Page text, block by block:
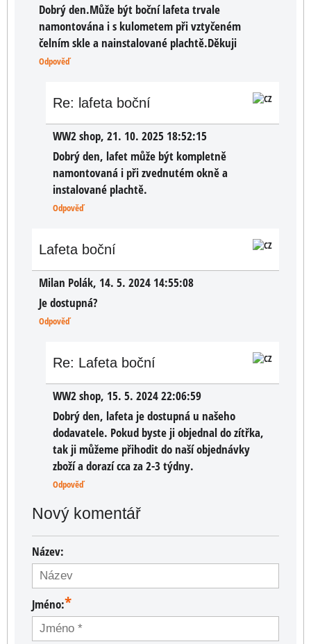
Dobrý den.Může být boční lafeta trvale
namontována i s kulometem při vztyčeném
čelním skle a nainstalované plachtě.Děkuji
Odpověď
Re: lafeta boční
WW2 shop, 21. 10. 2025 18:52:15
Dobrý den, lafet může být kompletně
namontovaná i při zvednutém okně a
instalované plachtě.
Odpověď
Lafeta boční
Milan Polák, 14. 5. 2024 14:55:08
Je dostupná?
Odpověď
Re: Lafeta boční
WW2 shop, 15. 5. 2024 22:06:59
Dobrý den, lafeta je dostupná u našeho
dodavatele. Pokud byste ji objednal do zítřka,
tak ji můžeme přihodit do naší objednávky
zboží a dorazí cca za 2-3 týdny.
Odpověď
Nový komentář
Název:
Jméno:*